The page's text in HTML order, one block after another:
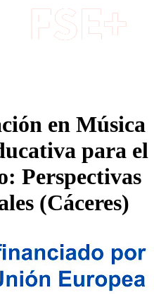
en Música
para el
Perspectivas
(Cáceres)